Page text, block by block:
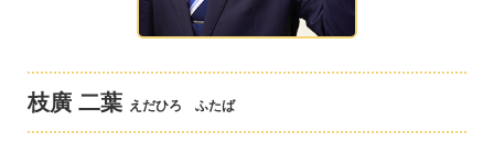
枝廣 二葉 えだひろ ふたば